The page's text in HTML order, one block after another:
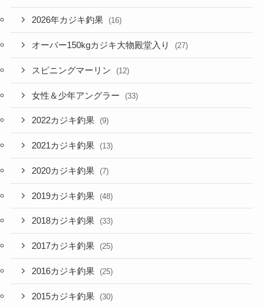
2026年カジキ釣果 (16)
オーバー150kgカジキ大物殿堂入り (27)
スピニングマーリン (12)
女性＆少年アングラー (33)
2022カジキ釣果 (9)
2021カジキ釣果 (13)
2020カジキ釣果 (7)
2019カジキ釣果 (48)
2018カジキ釣果 (33)
2017カジキ釣果 (25)
2016カジキ釣果 (25)
2015カジキ釣果 (30)